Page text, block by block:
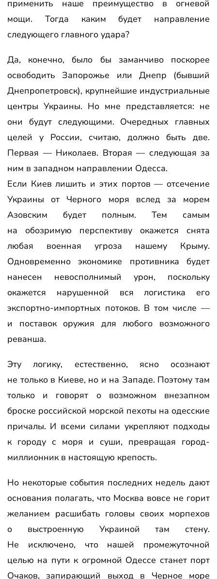
применить наше преимущество в огневой
мощи. Тогда каким будет направление
следующего главного удара?
Да, конечно, было бы заманчиво поскорее
освободить Запорожье или Днепр (бывший
Днепропетровск), крупнейшие индустриальные
центры Украины. Но мне представляется: не
они будут следующими. Очередных главных
целей у России, считаю, должно быть две.
Первая — Николаев. Вторая — следующая за
ним в западном направлении Одесса.
Если Киев лишить и этих портов — отсечение
Украины от Черного моря вслед за морем
Азовским будет полным. Тем самым
на обозримую перспективу окажется снята
любая военная угроза нашему Крыму.
Одновременно экономике противника будет
нанесен невосполнимый урон, поскольку
окажется нарушенной вся логистика его
экспортно-импортных потоков. В том числе —
и поставок оружия для любого возможного
реванша.
Эту логику, естественно, ясно осознают
не только в Киеве, но и на Западе. Поэтому там
только и говорят о возможном внезапном
броске российской морской пехоты на одесские
причалы. И всеми силами укрепляют подходы
к городу с моря и суши, превращая город-
миллионник в настоящую крепость.
Но некоторые события последних недель дают
основания полагать, что Москва вовсе не горит
желанием расшибать головы своих морпехов
о выстроенную Украиной там стену.
Не исключено, что нашей промежуточной
целью на пути к огромной Одессе станет порт
Очаков, запирающий выход в Черное море